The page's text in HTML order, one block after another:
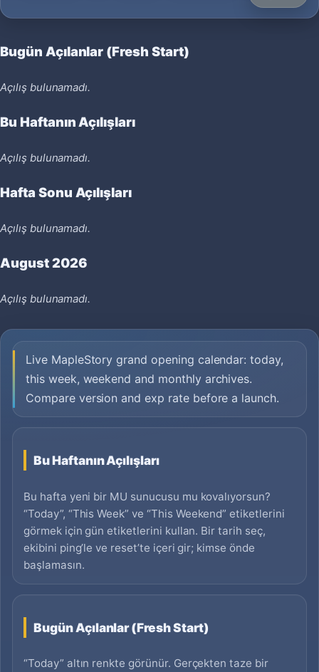
Bugün Açılanlar (Fresh Start)
Açılış bulunamadı.
Bu Haftanın Açılışları
Açılış bulunamadı.
Hafta Sonu Açılışları
Açılış bulunamadı.
August 2026
Açılış bulunamadı.
Live MapleStory grand opening calendar: today,
this week, weekend and monthly archives.
Compare version and exp rate before a launch.
Bu Haftanın Açılışları
Bu hafta yeni bir MU sunucusu mu kovalıyorsun?
“Today”, “This Week” ve “This Weekend” etiketlerini
görmek için gün etiketlerini kullan. Bir tarih seç,
ekibini ping’le ve reset’te içeri gir; kimse önde
başlamasın.
Bugün Açılanlar (Fresh Start)
“Today” altın renkte görünür. Gerçekten taze bir